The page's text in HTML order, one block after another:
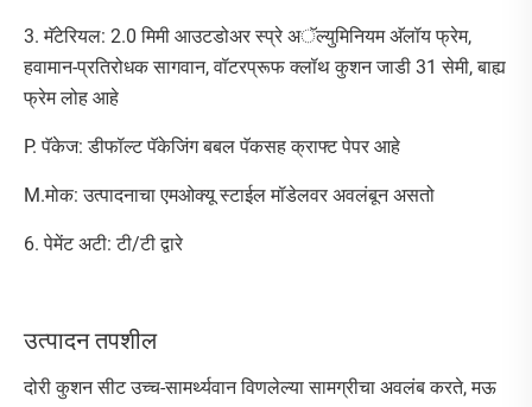
3. मॅटेरियल: 2.0 मिमी आउटडोअर स्प्रे अॅल्युमिनियम अ‍ॅलॉय फ्रेम,
हवामान-प्रतिरोधक सागवान, वॉटरप्रूफ क्लॉथ कुशन जाडी 31 सेमी, बाह्य
फ्रेम लोह आहे
P. पॅकेज: डीफॉल्ट पॅकेजिंग बबल पॅकसह क्राफ्ट पेपर आहे
M.मोक: उत्पादनाचा एमओक्यू स्टाईल मॉडेलवर अवलंबून असतो
6. पेमेंट अटी: टी/टी द्वारे
उत्पादन तपशील
दोरी कुशन सीट उच्च-सामर्थ्यवान विणलेल्या सामग्रीचा अवलंब करते, मऊ